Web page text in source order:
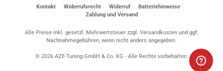
Kontakt Widerrufsrecht Widerruf
Batteriehinweise
Zahlung und Versand
Alle Preise inkl. gesetzl. Mehrwertsteuer zzgl. Versandkostenund ggf.
Nachnahmegebühren, wenn nicht anders angegeben.
© 2026 AZE-Tuning GmbH & Co. KG - Alle Rechte vorbehalten.